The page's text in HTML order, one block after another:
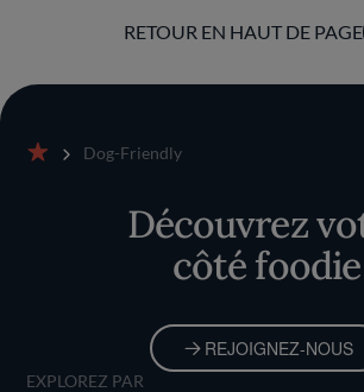
RETOUR EN HAUT DE PAGE
Dog-Friendly
Découvrez
côté foodie
REJOIGNEZ-NOUS
EXPLOREZ PAR